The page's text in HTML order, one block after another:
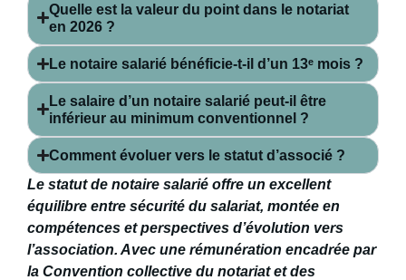
Quelle est la valeur du point dans le notariat
en 2026 ?
Le notaire salarié bénéficie-t-il d’un 13ᵉ mois ?
Le salaire d’un notaire salarié peut-il être
inférieur au minimum conventionnel ?
Comment évoluer vers le statut d’associé ?
Le statut de notaire salarié offre un excellent
équilibre entre sécurité du salariat, montée en
compétences et perspectives d’évolution vers
l’association. Avec une rémunération encadrée par
la Convention collective du notariat et des